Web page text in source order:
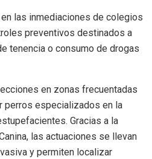
las inmediaciones de colegios
preventivos destinados a
tenencia o consumo de drogas
en zonas frecuentadas
perros especializados en la
Gracias a la
las actuaciones se llevan
y permiten localizar